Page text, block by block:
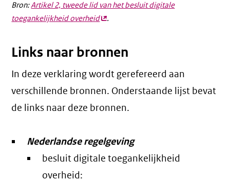
Bron:Artikel 2, tweede lid van het besluit digitale
toegankelijkheid overheid(externe
.
Links naar bronnen
In deze verklaring wordt gerefereerd aan
verschillende bronnen. Onderstaande lijst bevat
de links naar deze bronnen.
Nederlandse regelgeving
besluit digitale toegankelijkheid
overheid: